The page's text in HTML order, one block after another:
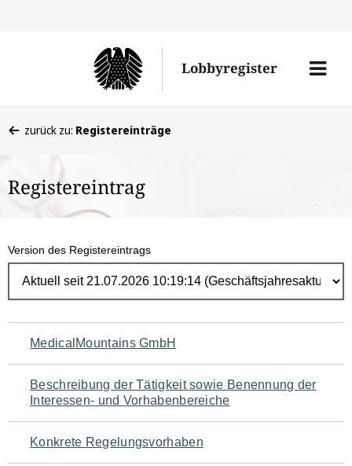
Lobbyregister
Menü
befinden
hier:
zurück zu: Registereinträge
Registereintrag
Version des Registereintrags
Navigation
für
den
Seiteninhalt
MedicalMountains GmbH
Beschreibung der Tätigkeit sowie Benennung der
Interessen- und Vorhabenbereiche
Konkrete Regelungsvorhaben